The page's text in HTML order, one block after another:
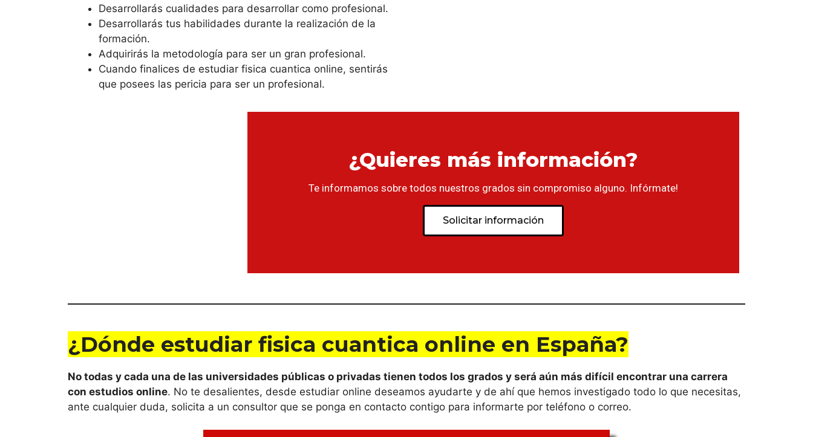
Desarrollarás cualidades para desarrollar como profesional.
Desarrollarás tus habilidades durante la realización de la
formación.
Adquirirás la metodología para ser un gran profesional.
Cuando finalices de estudiar fisica cuantica online, sentirás
que posees las pericia para ser un profesional.
¿Quieres más información?
Te informamos sobre todos nuestros grados sin compromiso alguno. Infórmate!
Solicitar información
¿Dónde estudiar fisica cuantica online en España?
No todas y cada una de las universidades públicas o privadas tienen todos los grados y será aún más difícil encontrar una carrera
con estudios online. No te desalientes, desde estudiar online deseamos ayudarte y de ahí que hemos investigado todo lo que necesitas,
ante cualquier duda, solicita a un consultor que se ponga en contacto contigo para informarte por teléfono o correo.